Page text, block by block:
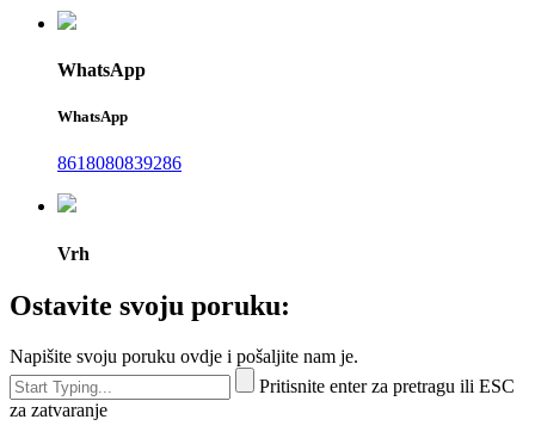
WhatsApp
WhatsApp
8618080839286
Vrh
Ostavite svoju poruku:
Napišite svoju poruku ovdje i pošaljite nam je.
Pritisnite enter za pretragu ili ESC
za zatvaranje